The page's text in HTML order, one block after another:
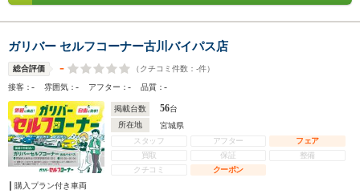
ガリバー セルフコーナー古川バイパス店
総合評価 - （クチコミ件数： -件）
接客：- 雰囲気：- アフター：- 品質：-
掲載台数 56台
所在地
宮城県
スタッフ
アフター
フェア
買取
保証
整備
クチコミ
クーポン
購入プラン付き車両